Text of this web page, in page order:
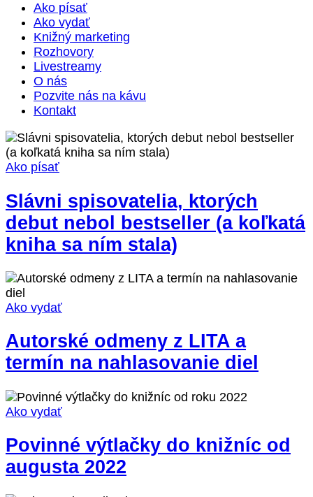
Ako písať
Ako vydať
Knižný marketing
Rozhovory
Livestreamy
O nás
Pozvite nás na kávu
Kontakt
Ako písať
Slávni spisovatelia, ktorých
debut nebol bestseller (a koľkatá
kniha sa ním stala)
Ako vydať
Autorské odmeny z LITA a
termín na nahlasovanie diel
Ako vydať
Povinné výtlačky do knižníc od
augusta 2022